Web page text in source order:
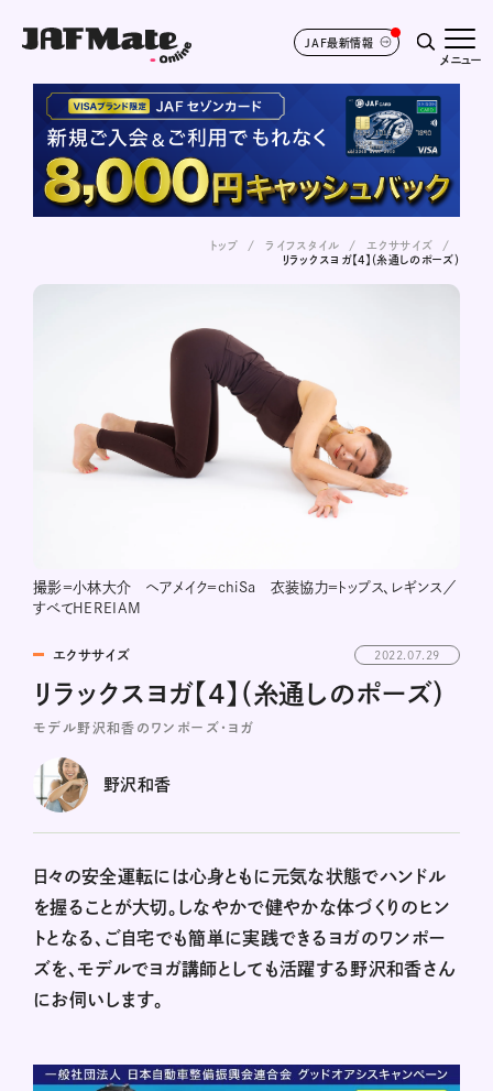
JAF最新情報
メニュー
トップ ライフスタイル
エクササイズ
リラックスヨガ【4】（糸通しのポーズ）
撮影＝小林大介 ヘアメイク＝chiSa 衣装協力＝トップス、レギンス／
すべてHEREIAM
エクササイズ 2022.07.29
リラックスヨガ【4】（糸通しのポーズ）
モデル野沢和香のワンポーズ・ヨガ
野沢和香
日々の安全運転には心身ともに元気な状態でハンドル
を握ることが大切。しなやかで健やかな体づくりのヒン
トとなる、ご自宅でも簡単に実践できるヨガのワンポー
ズを、モデルでヨガ講師としても活躍する野沢和香さん
にお伺いします。